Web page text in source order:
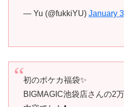
— Yu (@fukkiYU) January
初のポケカ福袋✨
BIGMAGIC池袋店さんの2